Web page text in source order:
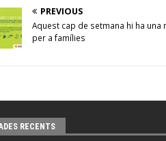
PREVIOUS
Aquest cap de setmana hi ha
per a famílies
RECENTS